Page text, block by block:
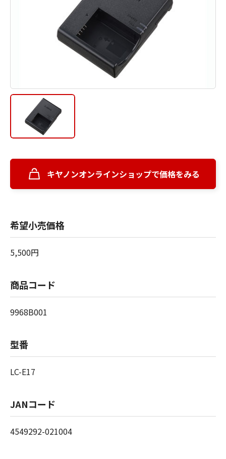
キヤノンオンラインショップで価格をみる
希望小売価格
5,500円
商品コード
9968B001
型番
LC-E17
JANコード
4549292-021004